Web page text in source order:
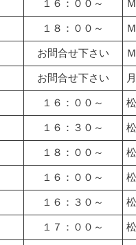
１６：００～
１８：００～
お問合せ下さい
お問合せ下さい
１６：００～
１６：３０～
１８：００～
１６：００～
１６：３０～
１７：００～